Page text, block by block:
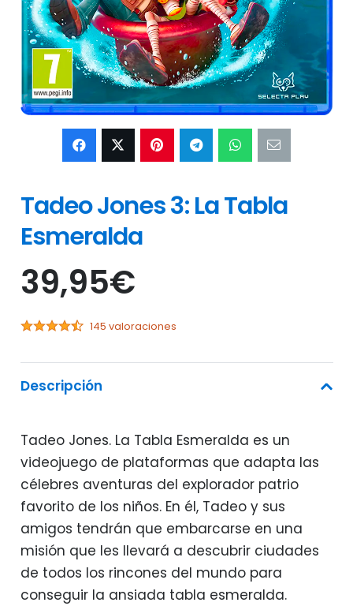
Tadeo Jones 3: La Tabla
Esmeralda
39,95€
145 valoraciones
Descripción
Tadeo Jones. La Tabla Esmeralda es un
videojuego de plataformas que adapta las
célebres aventuras del explorador patrio
favorito de los niños. En él, Tadeo y sus
amigos tendrán que embarcarse en una
misión que les llevará a descubrir ciudades
de todos los rincones del mundo para
conseguir la ansiada tabla esmeralda.